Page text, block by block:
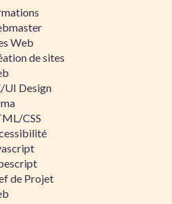
Web
de sites
UI Design
CSS
de Projet